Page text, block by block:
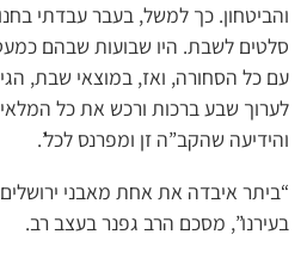
והביטחון. כך למשל, בעבר עבדתי
סלטים לשבת. היו שבועות שבהם
עם כל הסחורה, ואז, במוצאי שבת,
לערוך שבע ברכות ורכש את כל
והידיעה שהקב”ה זן ומפרנס לכל’.
“ביתר איבדה את אחת מאבני
בעירנו”, מסכם הרב גפנר בעצב רב.